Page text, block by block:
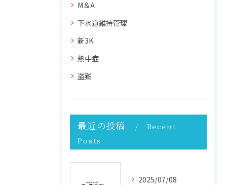
M＆A
下水道維持管理
新3K
熱中症
盗難
最近の投稿
Recent
Posts
2025/07/08